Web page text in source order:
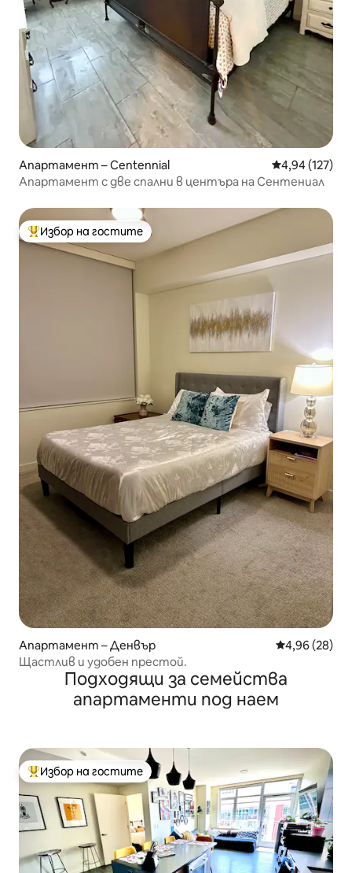
Апартамент – Centennial Средна
4,94 (127)
Апартамент с две спални в центъра на Сентениал
Най-популярен избор на гостите
Избор на гостите
Апартамент – Денвър Средна
4,96 (28)
Щастлив и удобен престой.
Подходящи за семейства
апартаменти под наем
Най-популярен избор на гостите
Избор на гостите